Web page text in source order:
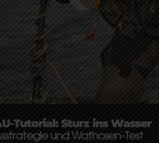
Tutorial: Sturz ins Wasser
und Wathosen-Test